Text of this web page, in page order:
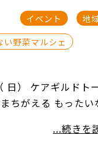
イベント
地
い野菜マルシェ
日） ケアギルドト
ちがえる もったい
...続きを